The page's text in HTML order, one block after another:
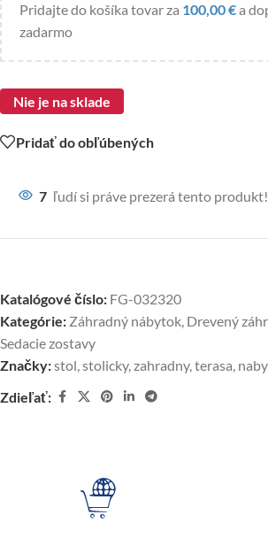
Pridajte do košíka tovar za 100,00€a
zadarmo
Nie je na sklade
Pridať do obľúbených
7 ľudí si práve prezerá tento produkt!
Katalógové číslo: FG-032320
Kategórie: Záhradný nábytok, Drevený
Sedacie zostavy
Značky:stol,stolicky,zahradny,terasa,
Zdieľať: